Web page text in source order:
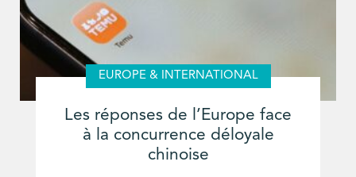
EUROPE & INTERNATIONAL
Les réponses de l’Europe face
à la concurrence déloyale
chinoise